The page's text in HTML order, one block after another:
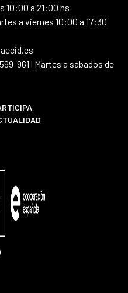
10:00 a 21:00 hs
a viernes 10:00 a 17:30
961 | Martes a sábados de